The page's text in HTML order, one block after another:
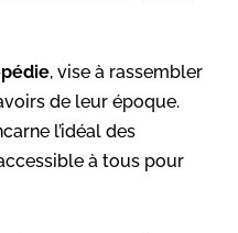
, vise à rassembler
de leur époque.
l’idéal des
à tous pour